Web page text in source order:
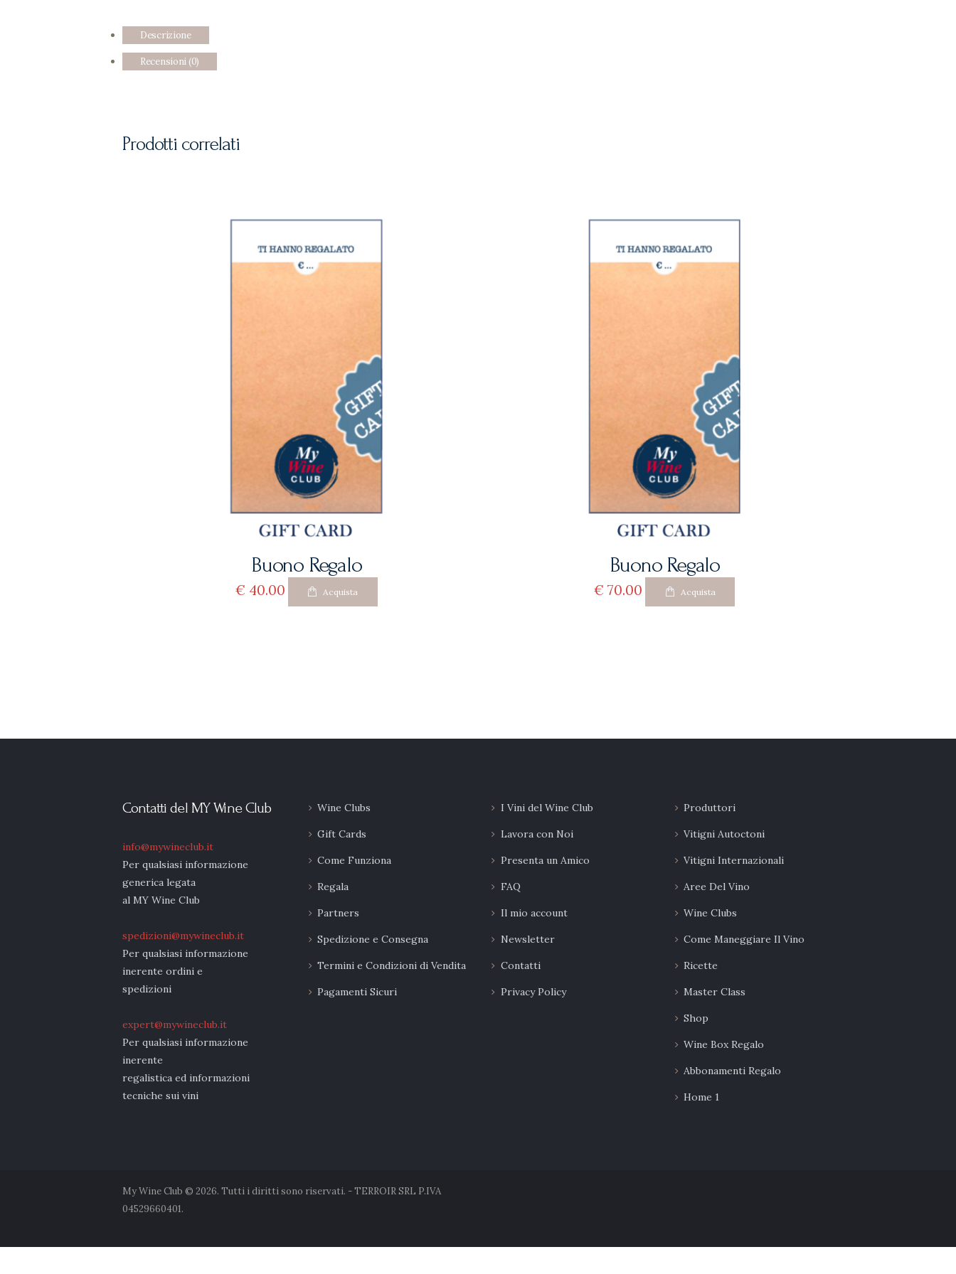
Descrizione
Recensioni (0)
Prodotti correlati
Buono Regalo
€ 40 00 Acquista
Buono Regalo
€ 70 00 Acquista
Contatti del MY Wine Club
info@mywineclub.it
Per qualsiasi informazione
generica legata
al MY Wine Club
spedizioni@mywineclub.it
Per qualsiasi informazione
inerente ordini e
spedizioni
expert@mywineclub.it
Per qualsiasi informazione
inerente
regalistica ed informazioni
tecniche sui vini
Wine Clubs
Gift Cards
Come Funziona
Regala
Partners
Spedizione e Consegna
Termini e Condizioni di Vendita
Pagamenti Sicuri
I Vini del Wine Club
Lavora con Noi
Presenta un Amico
FAQ
Il mio account
Newsletter
Contatti
Privacy Policy
Produttori
Vitigni Autoctoni
Vitigni Internazionali
Aree Del Vino
Wine Clubs
Come Maneggiare Il Vino
Ricette
Master Class
Shop
Wine Box Regalo
Abbonamenti Regalo
Home 1
My Wine Club © 2026. Tutti i diritti sono riservati. - TERROIR SRL P.IVA
04529660401.